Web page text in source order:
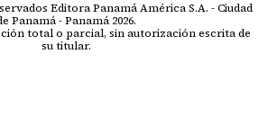
Editora Panamá América S.A. - Ciudad
Panamá - Panamá 2026.
total o parcial, sin autorización escrita de
su titular.